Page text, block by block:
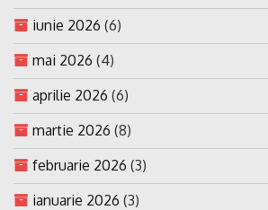
iunie 2026 (6)
mai 2026 (4)
aprilie 2026 (6)
martie 2026 (8)
februarie 2026 (3)
ianuarie 2026 (3)